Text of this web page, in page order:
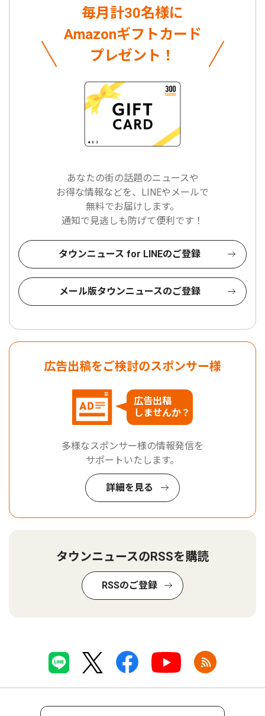
毎月計30名様に
Amazonギフトカード
プレゼント！
あなたの街の話題のニュースや
お得な情報などを、LINEやメールで
無料でお届けします。
通知で見逃しも防げて便利です！
タウンニュース for LINEのご登録
メール版タウンニュースのご登録
広告出稿をご検討のスポンサー様
広告出稿
しませんか？
多様なスポンサー様の情報発信を
サポートいたします。
詳細を見る
タウンニュースのRSSを購読
RSSのご登録